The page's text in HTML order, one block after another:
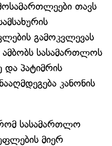
თავს
გამოკვლევას
ამბობს სასამართლოს
და პატიმრის
კანონის
სასამართლო
მიერ